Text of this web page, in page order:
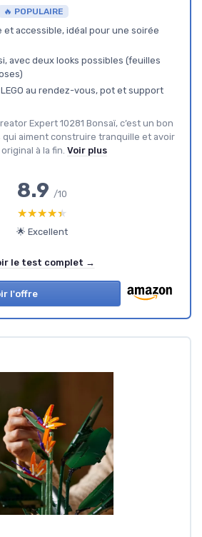
🔥 POPULAIRE
et accessible, idéal pour une soirée
avec deux looks possibles (feuilles
au rendez-vous, pot et support
Expert 10281 Bonsaï, c’est un bon
aiment construire tranquille et avoir
à la fin. Voir plus
8.9 /10
★★★★★
★★★★★
🌟 Excellent
le test complet →
l'offre